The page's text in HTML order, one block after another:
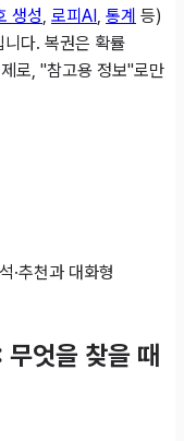
생성, 로피AI, 통계 등)
다. 복권은 확률
로, "참고용 정보"로만
·추천과 대화형
엇을 찾을 때